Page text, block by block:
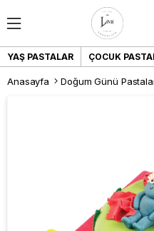
YAŞ PASTALAR ÇOCUK
Anasayfa Doğum Günü